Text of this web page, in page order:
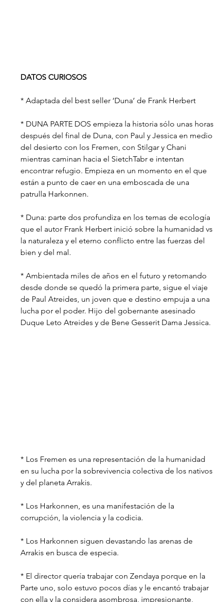
DATOS CURIOSOS
* Adaptada del best seller ‘Duna’ de Frank Herbert
* DUNA PARTE DOS empieza la historia sólo unas horas
después del final de Duna, con Paul y Jessica en medio
del desierto con los Fremen, con Stilgar y Chani
mientras caminan hacia el SietchTabr e intentan
encontrar refugio. Empieza en un momento en el que
están a punto de caer en una emboscada de una
patrulla Harkonnen.
* Duna: parte dos profundiza en los temas de ecología
que el autor Frank Herbert inició sobre la humanidad vs
la naturaleza y el eterno conflicto entre las fuerzas del
bien y del mal.
* Ambientada miles de años en el futuro y retomando
desde donde se quedó la primera parte, sigue el viaje
de Paul Atreides, un joven que e destino empuja a una
lucha por el poder. Hijo del gobernante asesinado
Duque Leto Atreides y de Bene Gesserit Dama Jessica.
* Los Fremen es una representación de la humanidad
en su lucha por la sobrevivencia colectiva de los nativos
y del planeta Arrakis.
* Los Harkonnen, es una manifestación de la
corrupción, la violencia y la codicia.
* Los Harkonnen siguen devastando las arenas de
Arrakis en busca de especia.
* El director quería trabajar con Zendaya porque en la
Parte uno, solo estuvo pocos días y le encantó trabajar
con ella y la considera asombrosa, impresionante,